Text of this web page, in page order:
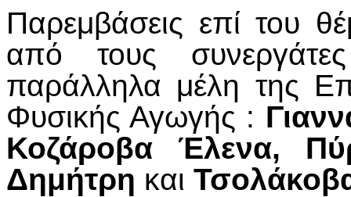
Παρεμβάσεις επί του
από τους
παράλληλα μέλη της
Φυσικής Αγωγής :
Κοζάροβα Έλενα,
Δημήτρη και